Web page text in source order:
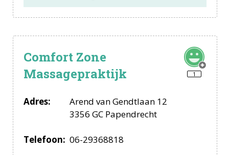
1
Comfort Zone
Massagepraktijk
Adres:
Arend van Gendtlaan 12
3356 GC Papendrecht
Telefoon: 06-29368818